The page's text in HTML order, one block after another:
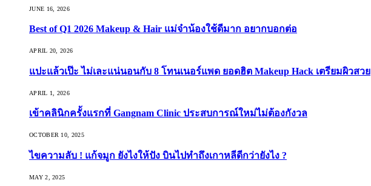
JUNE 16, 2026
Best of Q1 2026 Makeup & Hair แม่จ๋าน้องใช้ดีมาก อยากบอกต่อ
APRIL 20, 2026
แปะแล้วเป๊ะ ไม่เละแน่นอนกับ 8 โทนเนอร์แพด ยอดฮิต Makeup Hack เตรียมผิวสวย
APRIL 1, 2026
เข้าคลินิกครั้งแรกที่ Gangnam Clinic ประสบการณ์ใหม่ไม่ต้องกังวล
OCTOBER 10, 2025
ไขความลับ ! แก้จมูก ยังไงให้ปัง บินไปทำถึงเกาหลีดีกว่ายังไง ?
MAY 2, 2025